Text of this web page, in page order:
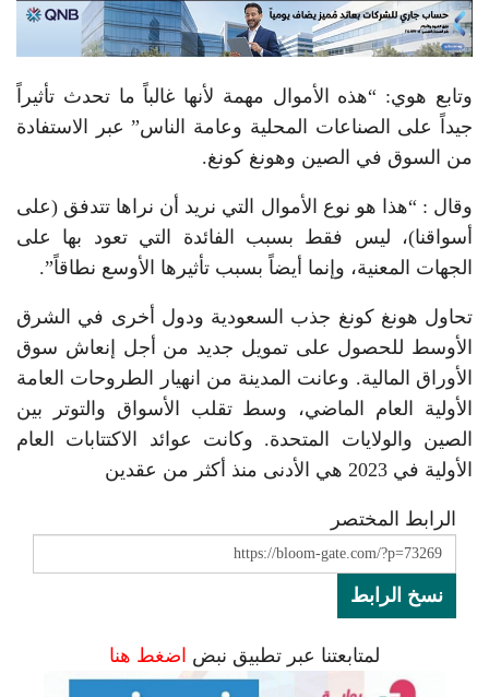
وتابع هوي: “هذه الأموال مهمة لأنها غالباً ما تحدث تأثيراً
جيداً على الصناعات المحلية وعامة الناس” عبر الاستفادة
من السوق في الصين وهونغ كونغ.
وقال : “هذا هو نوع الأموال التي نريد أن نراها تتدفق (على
أسواقنا)، ليس فقط بسبب الفائدة التي تعود بها على
الجهات المعنية، وإنما أيضاً بسبب تأثيرها الأوسع نطاقاً”.
تحاول هونغ كونغ جذب السعودية ودول أخرى في الشرق
الأوسط للحصول على تمويل جديد من أجل إنعاش سوق
الأوراق المالية. وعانت المدينة من انهيار الطروحات العامة
الأولية العام الماضي، وسط تقلب الأسواق والتوتر بين
الصين والولايات المتحدة. وكانت عوائد الاكتتابات العام
الأولية في 2023 هي الأدنى منذ أكثر من عقدين
الرابط المختصر
نسخ الرابط
لمتابعتنا عبر تطبيق نبض اضغط هنا